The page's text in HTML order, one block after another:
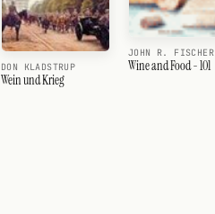
DON KLADSTRUP
Wein und Krieg
JOHN R. FISCHER
Wine and Food - 101